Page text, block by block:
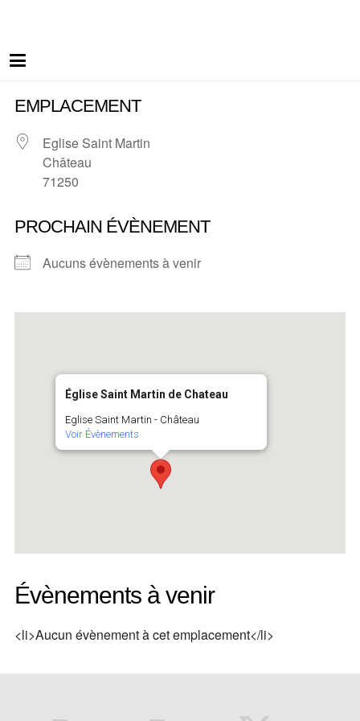
EMPLACEMENT
Eglise Saint Martin
Château
71250
PROCHAIN ÉVÈNEMENT
Aucuns évènements à venir
Église Saint Martin de Chateau
Eglise Saint Martin - Château
Voir Évènements
Évènements à venir
<li>Aucun évènement à cet emplacement</li>